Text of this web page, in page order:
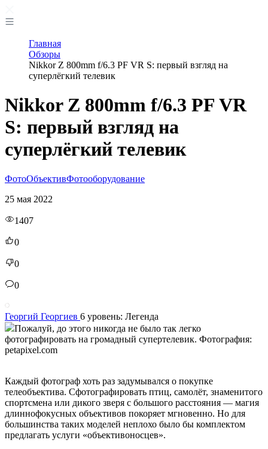
Главная
Обзоры
Nikkor Z 800mm f/6.3 PF VR S: первый взгляд на
суперлёгкий телевик
Nikkor Z 800mm f/6.3 PF VR
S: первый взгляд на
суперлёгкий телевик
ФотоОбъективФотооборудование
25 мая 2022
1407
0
0
0
Георгий Георгиев 6 уровень: Легенда
Пожалуй, до этого никогда не было так легко
фотографировать на громадный супертелевик. Фотография:
petapixel.com
Каждый фотограф хоть раз задумывался о покупке
телеобъектива. Сфотографировать птиц, самолёт, знаменитого
спортсмена или дикого зверя с большого расстояния — магия
длиннофокусных объективов покоряет мгновенно. Но для
большинства таких моделей неплохо было бы комплектом
предлагать услуги «объективоносцев».